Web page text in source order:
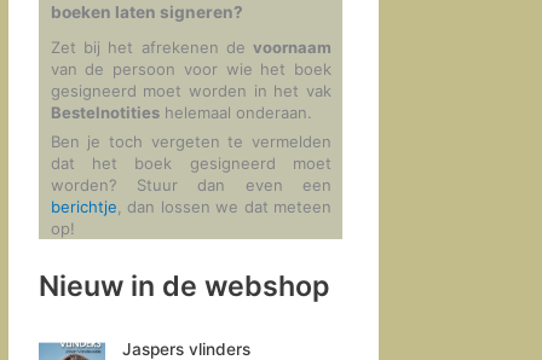
boeken laten signeren?
Zet bij het afrekenen devoornaam
van de persoon voor wie het boek
gesigneerd moet worden in het vak
Bestelnotitieshelemaal onderaan.
Ben je toch vergeten te vermelden
dat het boek gesigneerd moet
worden? Stuur dan even een
berichtje , dan lossen we dat meteen
op!
Nieuw in de webshop
Jaspers vlinders